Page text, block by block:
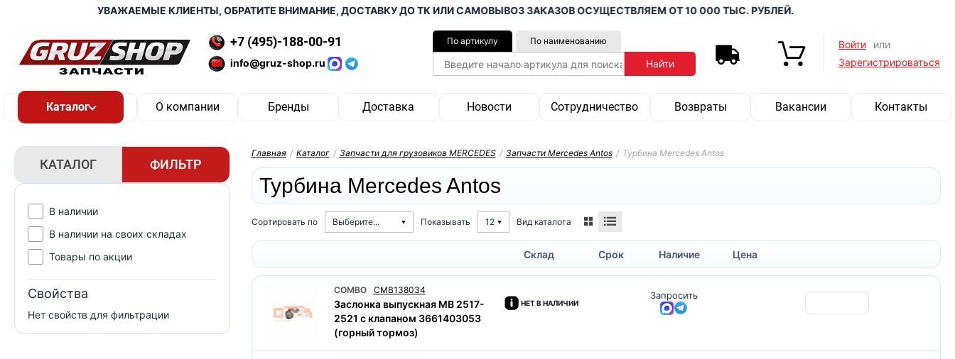
УВАЖАЕМЫЕ КЛИЕНТЫ, ОБРАТИТЕ ВНИМАНИЕ, ДОСТАВКУ ДО ТК ИЛИ САМОВЫВОЗ ЗАКАЗОВ ОСУЩЕСТВЛЯЕМ ОТ 10 000 ТЫС. РУБЛЕЙ.
+7 (495)-188-00-91
info@gruz-shop.ru
По артикулу По наименованию Войти
или
Зарегистрироваться
О компании Бренды Доставка Новости Сотрудничество Возвраты Вакансии Контакты
КАТАЛОГ ФИЛЬТР
В наличии
В наличии на своих складах
Товары по акции
Свойства
Нет свойств для фильтрации
Главная / Каталог / Запчасти для грузовиков MERCEDES / Запчасти Mercedes Antos / Турбина Mercedes Antos
Турбина Mercedes Antos
Сортировать по Выберите... Показывать 12 Вид каталога
Склад Срок Наличие Цена
COMBO CMB138034
Заслонка выпускная MB 2517-
2521 с клапаном 3661403053
(горный тормоз)
НЕТ В НАЛИЧИИ
Запросить